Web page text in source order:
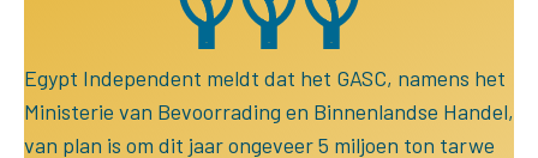
Egypt Independent meldt dat het GASC, namens het
Ministerie van Bevoorrading en Binnenlandse Handel,
van plan is om dit jaar ongeveer 5 miljoen ton tarwe